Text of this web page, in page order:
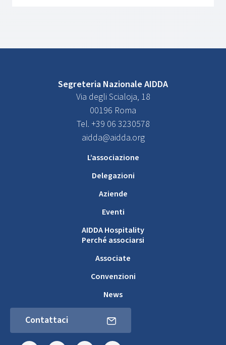
Segreteria Nazionale AIDDA
Via degli Scialoja, 18
00196 Roma
Tel. +39 06 3230578
aidda@aidda.org
L’associazione
Delegazioni
Aziende
Eventi
AIDDA Hospitality
Perché associarsi
Associate
Convenzioni
News
Contattaci